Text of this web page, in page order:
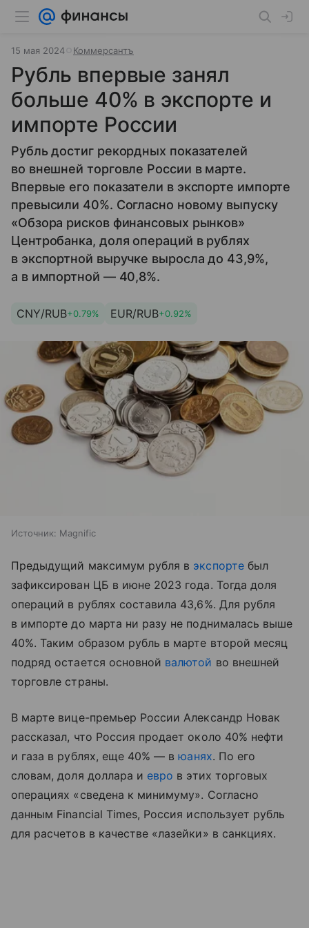
15 мая 2024 Коммерсантъ
Рубль впервые занял
больше 40% в экспорте и
импорте России
Рубль достиг рекордных показателей
во внешней торговле России в марте.
Впервые его показатели в экспорте импорте
превысили 40%. Согласно новому выпуску
«Обзора рисков финансовых рынков»
Центробанка, доля операций в рублях
в экспортной выручке выросла до 43,9%,
а в импортной — 40,8%.
CNY/RUB+0.79% EUR/RUB+0.92%
Источник: Magnific
Предыдущий максимум рубля в экспортебыл
зафиксирован ЦБ в июне 2023 года. Тогда доля
операций в рублях составила 43,6%. Для рубля
в импорте до марта ни разу не поднималась выше
40%. Таким образом рубль в марте второй месяц
подряд остается основной валютой во внешней
торговле страны.
В марте вице-премьер России Александр Новак
рассказал, что Россия продает около 40% нефти
и газа в рублях, еще 40% — вюанях. По его
словам, доля доллара и евро в этих торговых
операциях «сведена к минимуму». Согласно
данным Financial Times, Россия использует рубль
для расчетов в качестве «лазейки» в санкциях.